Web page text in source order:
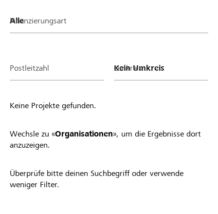
Finanzierungsart
Postleitzahl Umkreis
Keine Projekte gefunden.
Wechsle zu «Organisationen», um die Ergebnisse dort
anzuzeigen.
Überprüfe bitte deinen Suchbegriff oder verwende
weniger Filter.